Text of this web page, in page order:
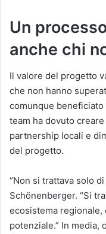
Un
anche chi
Il valore del progetto
che non hanno
comunque
team ha dovuto
partnership locali e
del progetto.
“Non si trattava solo
Schönenberger. “Si
ecosistema
potenziale.” In media,